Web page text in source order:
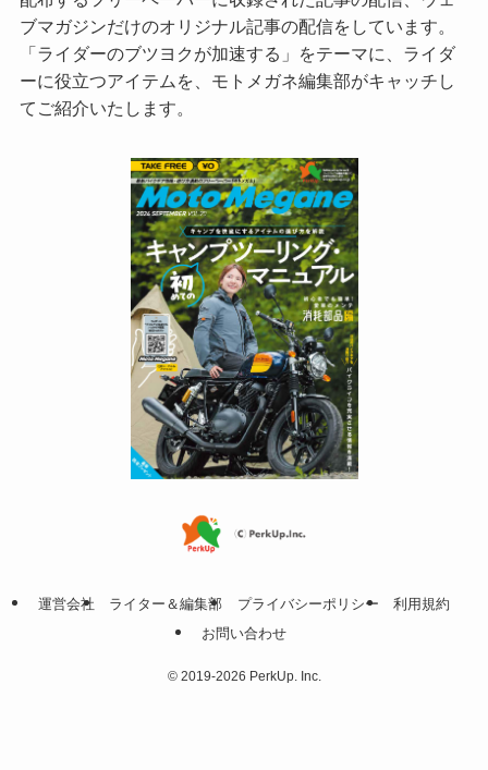
ブマガジンだけのオリジナル記事の配信をしています。
「ライダーのブツヨクが加速する」をテーマに、ライダ
ーに役立つアイテムを、モトメガネ編集部がキャッチし
てご紹介いたします。
運営会社 ライター＆編集部 プライバシーポリシー
利用規約
お問い合わせ
©2019-2026 PerkUp. Inc.